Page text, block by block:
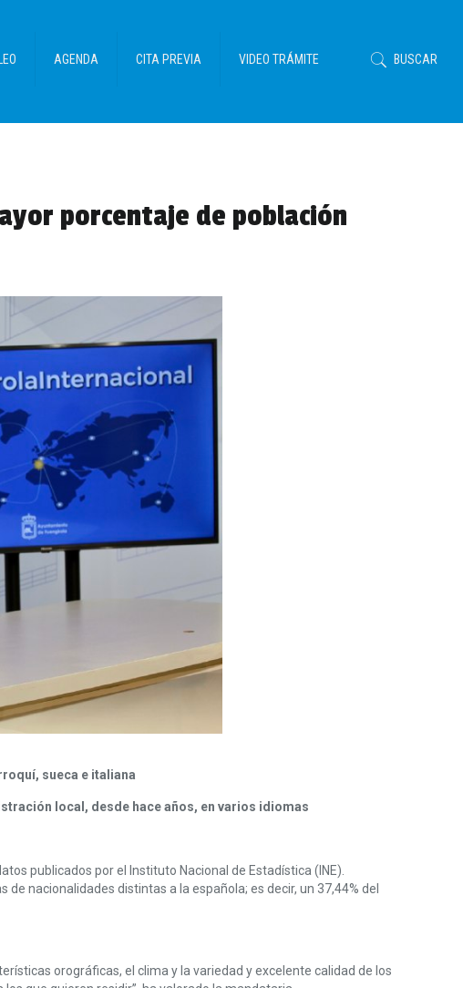
AGENDA CITA PREVIA VIDEO TRÁMITE BUSCAR
porcentaje de población
sueca e italiana
local, desde hace años, en varios idiomas
publicados por el Instituto Nacional de Estadística (INE).
nacionalidades distintas a la española; es decir, un 37,44% del
orográficas, el clima y la variedad y excelente calidad de los